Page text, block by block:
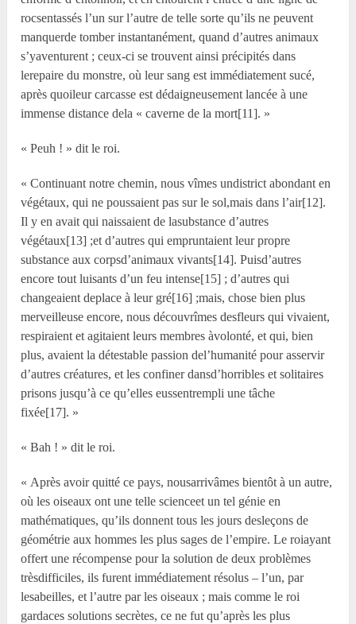
rocsentassés l’un sur l’autre de telle sorte qu’ils ne peuvent
manquerde tomber instantanément, quand d’autres animaux
s’yaventurent ; ceux-ci se trouvent ainsi précipités dans
lerepaire du monstre, où leur sang est immédiatement sucé,
après quoileur carcasse est dédaigneusement lancée à une
immense distance dela « caverne de la mort[11]. »
« Peuh ! » dit le roi.
« Continuant notre chemin, nous vîmes undistrict abondant en
végétaux, qui ne poussaient pas sur le sol,mais dans l’air[12].
Il y en avait qui naissaient de lasubstance d’autres
végétaux[13] ;et d’autres qui empruntaient leur propre
substance aux corpsd’animaux vivants[14]. Puisd’autres
encore tout luisants d’un feu intense[15] ; d’autres qui
changeaient deplace à leur gré[16] ;mais, chose bien plus
merveilleuse encore, nous découvrîmes desfleurs qui vivaient,
respiraient et agitaient leurs membres àvolonté, et qui, bien
plus, avaient la détestable passion del’humanité pour asservir
d’autres créatures, et les confiner dansd’horribles et solitaires
prisons jusqu’à ce qu’elles eussentrempli une tâche
fixée[17]. »
« Bah ! » dit le roi.
« Après avoir quitté ce pays, nousarrivâmes bientôt à un autre,
où les oiseaux ont une telle scienceet un tel génie en
mathématiques, qu’ils donnent tous les jours desleçons de
géométrie aux hommes les plus sages de l’empire. Le roiayant
offert une récompense pour la solution de deux problèmes
trèsdifficiles, ils furent immédiatement résolus – l’un, par
lesabeilles, et l’autre par les oiseaux ; mais comme le roi
gardaces solutions secrètes, ce ne fut qu’après les plus